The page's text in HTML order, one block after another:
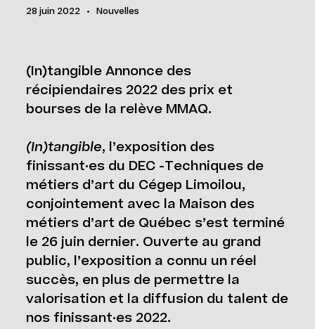
28 juin 2022 • Nouvelles
(In)tangible Annonce des
récipiendaires 2022 des prix et
bourses de la relève MMAQ.
(In)tangible, l’exposition des
finissant·es du DEC -Techniques de
métiers d’art du Cégep Limoilou,
conjointement avec la Maison des
métiers d’art de Québec s’est terminé
le 26 juin dernier. Ouverte au grand
public, l’exposition a connu un réel
succès, en plus de permettre la
valorisation et la diffusion du talent de
nos finissant·es 2022.